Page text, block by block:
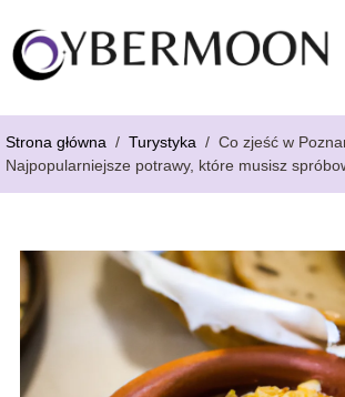
Strona główna / Turystyka / Co zjeść w
Najpopularniejsze potrawy, które musisz